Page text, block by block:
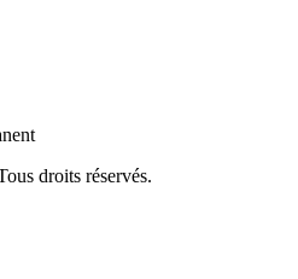
droits réservés.